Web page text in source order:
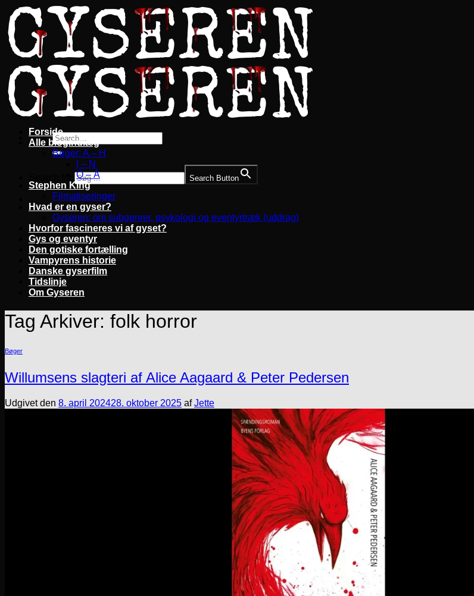
Fortsæt
til
indhold
Search Button
Forside
Alle blogindlæg
Bøger: A – H
I – N
O – Å
Stephen King
Filmatiseringer
Hvad er en gyser?
Gyseren: om subgenrer, psykologi og eventyrtræk (uddrag)
Hvorfor fascineres vi af gyset?
Gys og eventyr
Den gotiske fortælling
Vampyrens historie
Danske gyserfilm
Tidslinje
Om Gyseren
Tag Arkiver: folk horror
Bøger
Willumsens slagteri af Alice Aagaard & Peter Pedersen
Udgivet den 8. april 202428. oktober 2025 afJette